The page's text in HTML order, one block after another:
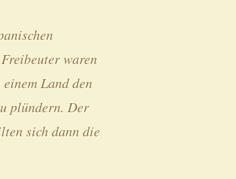
waren
Land den
plündern. Der
sich dann die